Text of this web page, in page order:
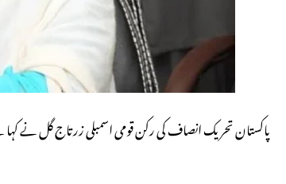
پاکستان تحریک انصاف کی رکن قومی اسمبلی زرتاج گل نے کہا